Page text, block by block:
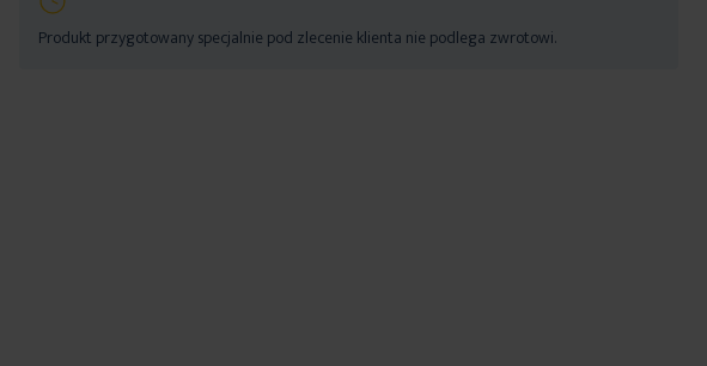
Produkt przygotowany specjalnie pod zlecenie klienta nie podlega zwrotowi.